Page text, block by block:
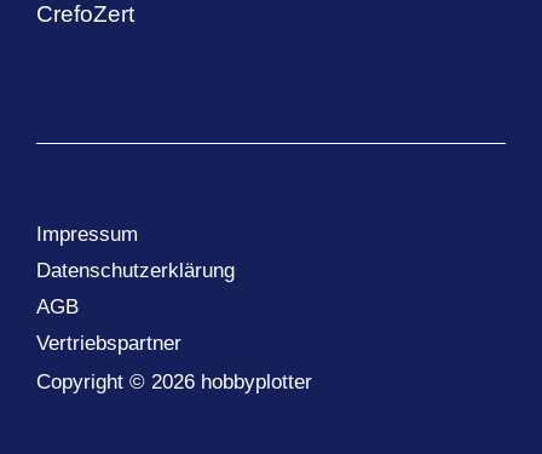
CrefoZert
Copyright © 2026 hobbyplotter
Impressum
Datenschutzerklärung
AGB
Vertriebspartner